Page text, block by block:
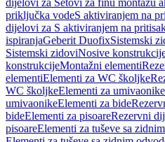
dijelovi za Setovi za finu montažu
priključka vodeS aktiviranjem na
dijelovi za S aktiviranjem na
ispiranjaGeberit DuofixSistemski
Sistemski zidoviNosive
konstrukcijeMontažni elementi
elementiElementi za WC školjke
WC školjkeElementi za umivaonike
umivaonikeElementi za bide
bideElementi za pisoareRezervni
pisoareElementi za tuševe sa